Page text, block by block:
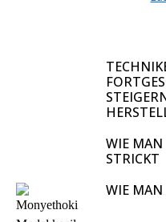
WIE
STRICKT
WIE